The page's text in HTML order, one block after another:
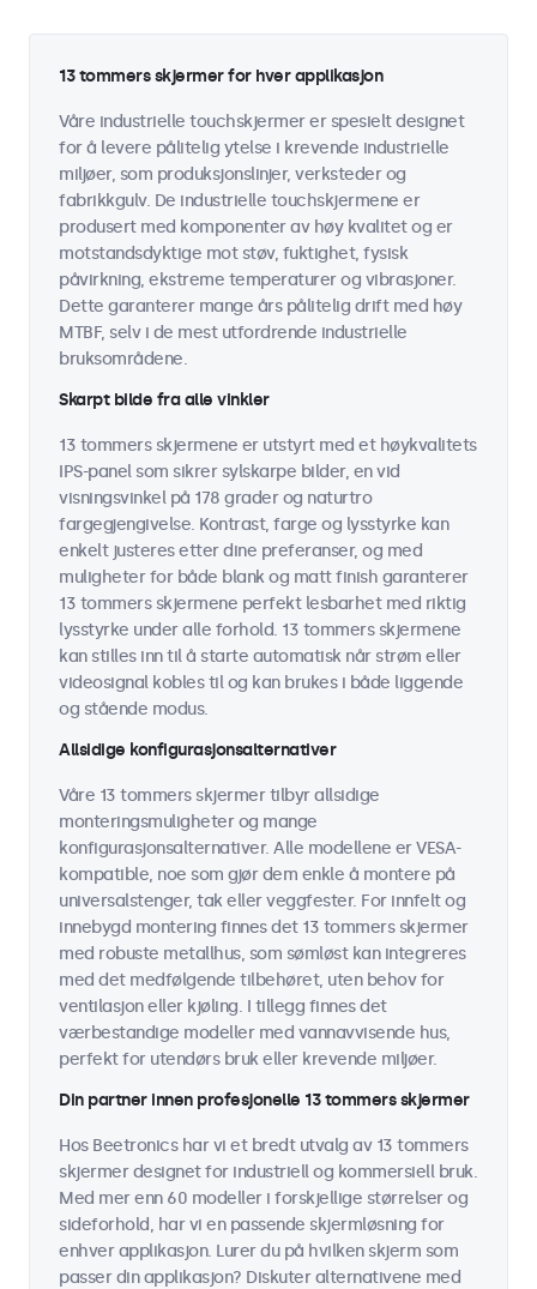
13 tommers skjermer for hver applikasjon
Våre industrielle touchskjermer er spesielt designet
for å levere pålitelig ytelse i krevende industrielle
miljøer, som produksjonslinjer, verksteder og
fabrikkgulv. De industrielle touchskjermene er
produsert med komponenter av høy kvalitet og er
motstandsdyktige mot støv, fuktighet, fysisk
påvirkning, ekstreme temperaturer og vibrasjoner.
Dette garanterer mange års pålitelig drift med høy
MTBF, selv i de mest utfordrende industrielle
bruksområdene.
Skarpt bilde fra alle vinkler
13 tommers skjermene er utstyrt med et høykvalitets
IPS-panel som sikrer sylskarpe bilder, en vid
visningsvinkel på 178 grader og naturtro
fargegjengivelse. Kontrast, farge og lysstyrke kan
enkelt justeres etter dine preferanser, og med
muligheter for både blank og matt finish garanterer
13 tommers skjermene perfekt lesbarhet med riktig
lysstyrke under alle forhold. 13 tommers skjermene
kan stilles inn til å starte automatisk når strøm eller
videosignal kobles til og kan brukes i både liggende
og stående modus.
Allsidige konfigurasjonsalternativer
Våre 13 tommers skjermer tilbyr allsidige
monteringsmuligheter og mange
konfigurasjonsalternativer. Alle modellene er VESA-
kompatible, noe som gjør dem enkle å montere på
universalstenger, tak eller veggfester. For innfelt og
innebygd montering finnes det 13 tommers skjermer
med robuste metallhus, som sømløst kan integreres
med det medfølgende tilbehøret, uten behov for
ventilasjon eller kjøling. I tillegg finnes det
værbestandige modeller med vannavvisende hus,
perfekt for utendørs bruk eller krevende miljøer.
Din partner innen profesjonelle 13 tommers skjermer
Hos Beetronics har vi et bredt utvalg av 13 tommers
skjermer designet for industriell og kommersiell bruk.
Med mer enn 60 modeller i forskjellige størrelser og
sideforhold, har vi en passende skjermløsning for
enhver applikasjon. Lurer du på hvilken skjerm som
passer din applikasjon? Diskuter alternativene med